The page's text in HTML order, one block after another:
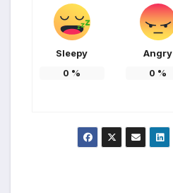
Sleepy
0 %
Angry
0 %